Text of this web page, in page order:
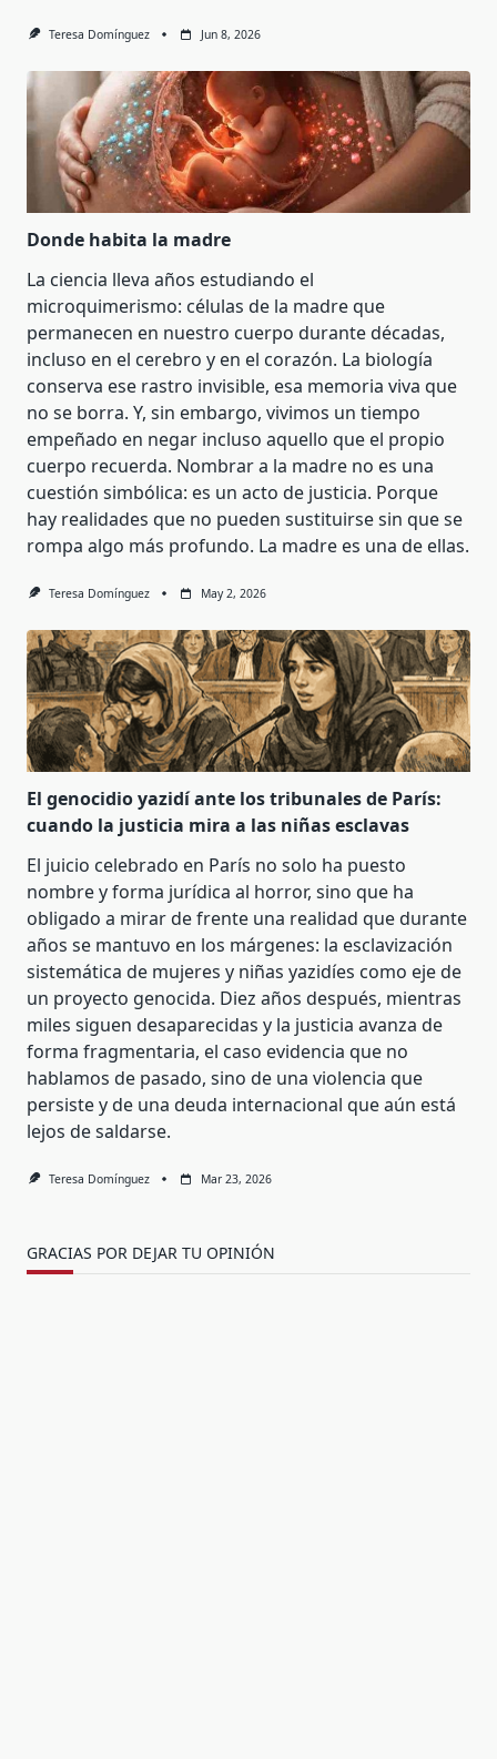
Teresa Domínguez Jun 8, 2026
Donde habita la madre
La ciencia lleva años estudiando el
microquimerismo: células de la madre que
permanecen en nuestro cuerpo durante décadas,
incluso en el cerebro y en el corazón. La biología
conserva ese rastro invisible, esa memoria viva que
no se borra. Y, sin embargo, vivimos un tiempo
empeñado en negar incluso aquello que el propio
cuerpo recuerda. Nombrar a la madre no es una
cuestión simbólica: es un acto de justicia. Porque
hay realidades que no pueden sustituirse sin que se
rompa algo más profundo. La madre es una de ellas.
Teresa Domínguez May 2, 2026
El genocidio yazidí ante los tribunales de París:
cuando la justicia mira a las niñas esclavas
El juicio celebrado en París no solo ha puesto
nombre y forma jurídica al horror, sino que ha
obligado a mirar de frente una realidad que durante
años se mantuvo en los márgenes: la esclavización
sistemática de mujeres y niñas yazidíes como eje de
un proyecto genocida. Diez años después, mientras
miles siguen desaparecidas y la justicia avanza de
forma fragmentaria, el caso evidencia que no
hablamos de pasado, sino de una violencia que
persiste y de una deuda internacional que aún está
lejos de saldarse.
Teresa Domínguez Mar 23, 2026
GRACIAS POR DEJAR TU OPINIÓN